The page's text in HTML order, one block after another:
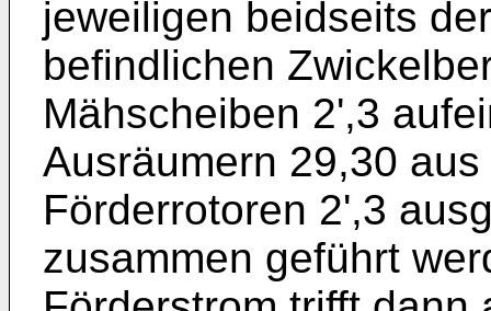
jeweiligen beidseits
befindlichen
Mähscheiben 2',3
Ausräumern 29,30
Förderrotoren 2',3
zusammen geführt